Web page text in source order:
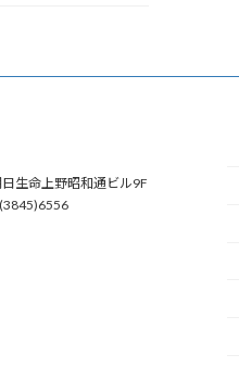
生命上野昭和通ビル9F